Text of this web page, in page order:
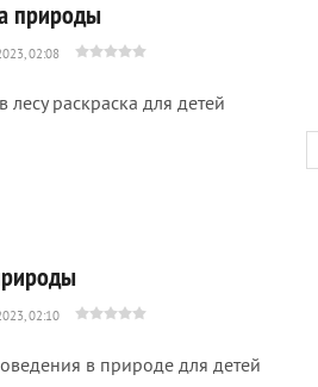
природы
02:08
раскраска для детей
02:10
в природе для детей